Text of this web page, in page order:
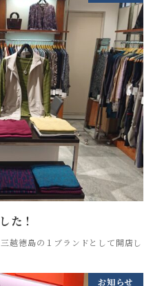
た！
越徳島の１ブランドとして開店し
お知らせ